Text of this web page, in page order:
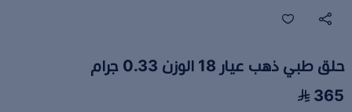
حلق طبي ذهب عيار 18 الوزن 0.33 جرام
365